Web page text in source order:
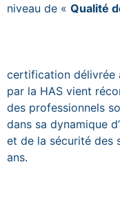
niveau de « Qualité
certification délivrée
par la HAS vient
des professionnels
dans sa dynamique
et de la sécurité des
ans.